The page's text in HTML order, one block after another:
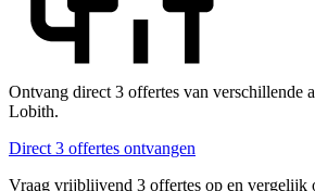
Ontvang direct 3 offertes van verschillende
Lobith.
Direct 3 offertes ontvangen
Vraag vrijblijvend 3 offertes op en vergelijk